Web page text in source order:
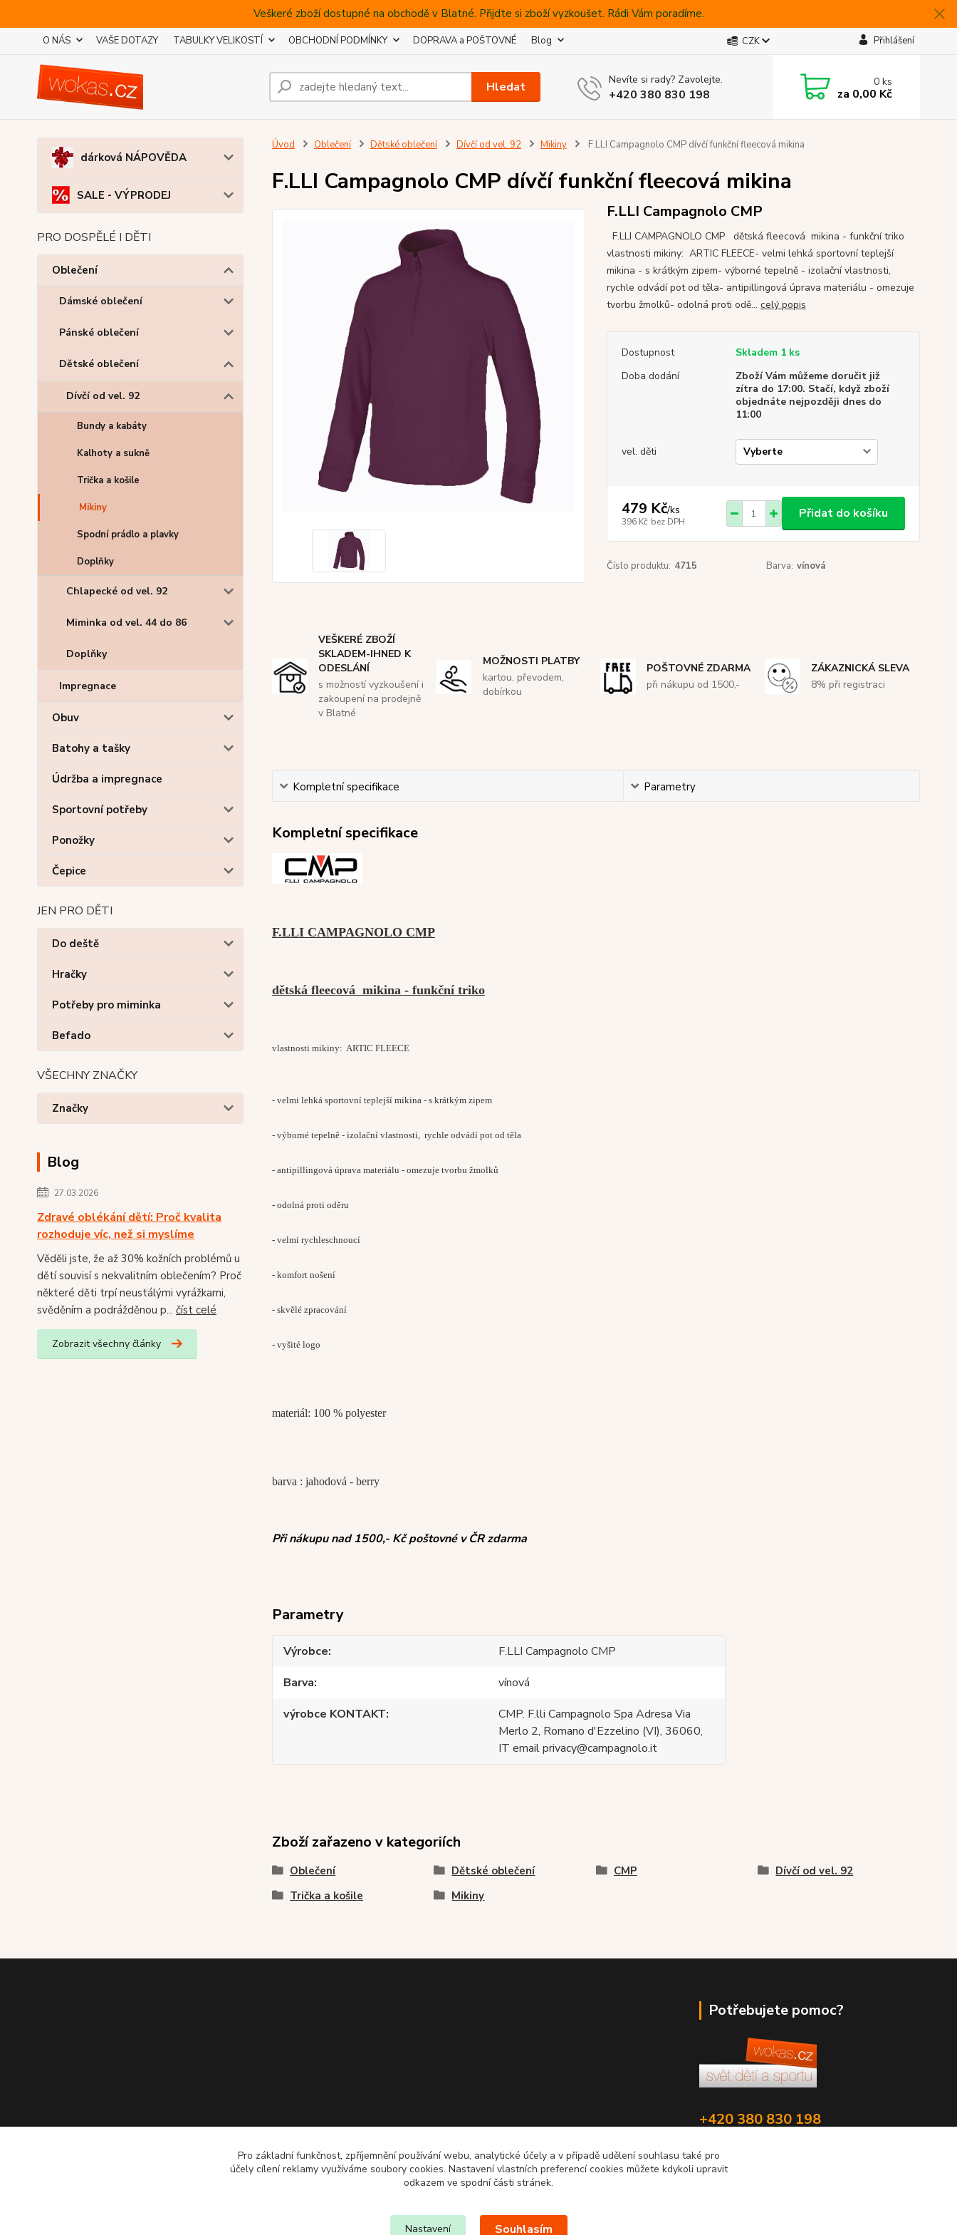
Veškeré zboží dostupné na obchodě v Blatné. Přijdte si zboží vyzkoušet. Rádi Vám poradíme.
O NÁS VAŠE DOTAZY TABULKY VELIKOSTÍ OBCHODNÍ PODMÍNKY DOPRAVA a POŠTOVNÉ Blog CZK Přihlášení
Hledat Nevíte si rady? Zavolejte.
+420 380 830 198
0ks
za 0,00 Kč
dárková NÁPOVĚDA
SALE - VÝPRODEJ
PRO DOSPĚLÉ I DĚTI
Oblečení
Dámské oblečení
Pánské oblečení
Dětské oblečení
Dívčí od vel. 92
Bundy a kabáty
Kalhoty a sukně
Trička a košile
Mikiny
Spodní prádlo a plavky
Doplňky
Chlapecké od vel. 92
Miminka od vel. 44 do 86
Doplňky
Impregnace
Obuv
Batohy a tašky
Údržba a impregnace
Sportovní potřeby
Ponožky
Čepice
JEN PRO DĚTI
Do deště
Hračky
Potřeby pro miminka
Befado
VŠECHNY ZNAČKY
Značky
Blog
27.03.2026
Zdravé oblékání dětí: Proč kvalita
rozhoduje víc, než si myslíme
Věděli jste, že až 30% kožních problémů u
dětí souvisí s nekvalitním oblečením? Proč
některé děti trpí neustálými vyrážkami,
svěděním a podrážděnou p... číst celé
Zobrazit všechny články
Úvod Oblečení Dětské oblečení Dívčí od vel. 92 Mikiny F.LLI Campagnolo CMP dívčí funkční fleecová mikina
F.LLI Campagnolo CMP dívčí funkční fleecová mikina
F.LLI Campagnolo CMP
F.LLI CAMPAGNOLO CMP dětská fleecová mikina - funkční triko
vlastnosti mikiny: ARTIC FLEECE- velmi lehká sportovní teplejší
mikina - s krátkým zipem- výborné tepelně - izolační vlastnosti,
rychle odvádí pot od těla- antipillingová úprava materiálu - omezuje
tvorbu žmolků- odolná proti odě... celý popis
Dostupnost
Skladem 1 ks
Doba dodání
Zboží Vám můžeme doručit již
zítra do 17:00. Stačí, když zboží
objednáte nejpozději dnes do
11:00
vel. děti
479 Kč/ks
396 Kč bez DPH
Přidat do košíku
Číslo produktu: 4715 Barva: vínová
VEŠKERÉ ZBOŽÍ
SKLADEM-IHNED K
ODESLÁNÍ
s možností vyzkoušení i
zakoupení na prodejně
v Blatné
MOŽNOSTI PLATBY
kartou, převodem,
dobírkou
POŠTOVNÉ ZDARMA
při nákupu od 1500,-
ZÁKAZNICKÁ SLEVA
8% při registraci
Kompletní specifikace Parametry
Kompletní specifikace
F.LLI CAMPAGNOLO CMP
dětská fleecová mikina - funkční triko
vlastnosti mikiny: ARTIC FLEECE
- velmi lehká sportovní teplejší mikina - s krátkým zipem
- výborné tepelně - izolační vlastnosti, rychle odvádí pot od těla
- antipillingová úprava materiálu - omezuje tvorbu žmolků
- odolná proti oděru
- velmi rychleschnoucí
- komfort nošení
- skvělé zpracování
- vyšité logo
materiál: 100 % polyester
barva : jahodová - berry
Při nákupu nad 1500,- Kč poštovné v ČR zdarma
Parametry
Výrobce
F.LLI Campagnolo CMP
Barva
vínová
výrobce KONTAKT
CMP. F.lli Campagnolo Spa Adresa Via
Merlo 2, Romano d'Ezzelino (VI), 36060,
IT email privacy@campagnolo.it
Zboží zařazeno v kategoriích
Oblečení Dětské oblečení CMP
Dívčí od vel. 92
Trička a košile
Mikiny
Potřebujete pomoc?
+420 380 830 198
Pro základní funkčnost, zpříjemnění používání webu, analytické účely a v případě udělení souhlasu také pro
účely cílení reklamy využíváme soubory cookies. Nastavení vlastních preferencí cookies můžete kdykoli upravit
odkazem ve spodní části stránek.
Nastavení Souhlasím